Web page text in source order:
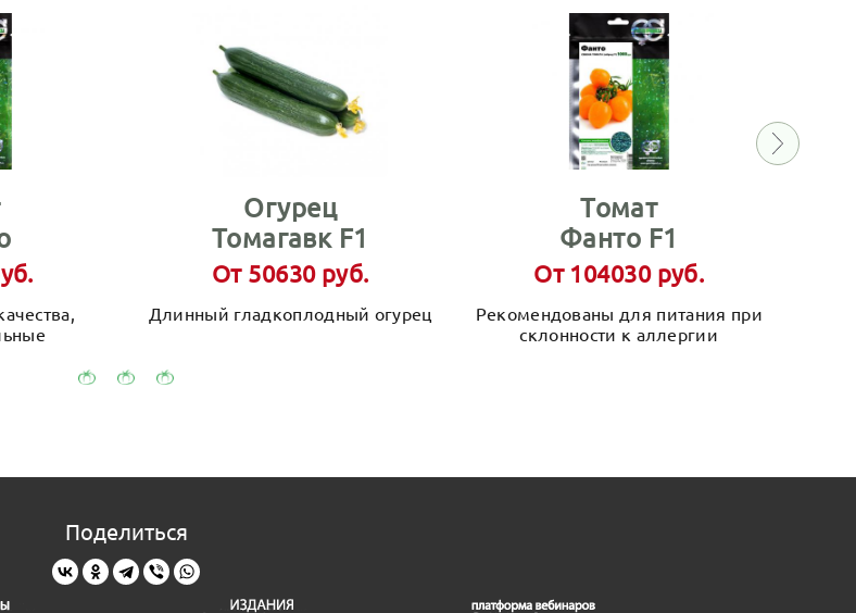
Огурец
Томагавк F1
От 50630 руб.
Длинный гладкоплодный огурец
Томат
Фанто F1
От 104030 руб.
Рекомендованы для питания при
склонности к аллергии
Поделиться